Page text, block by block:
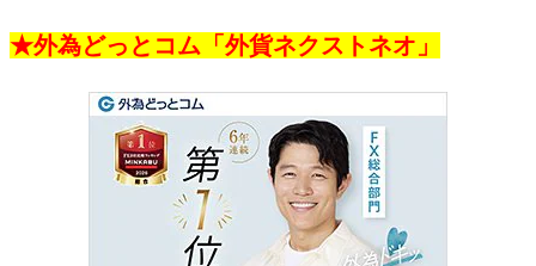
★外為どっとコム「外貨ネクストネオ」